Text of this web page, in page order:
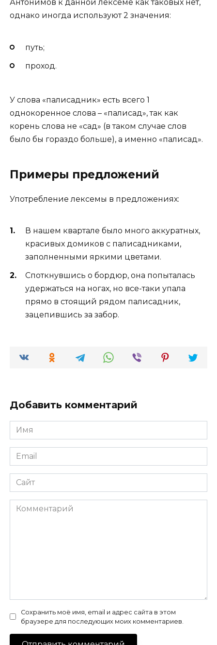
Антонимов к данной лексеме как таковых нет,
однако иногда используют 2 значения:
путь;
проход.
У слова «палисадник» есть всего 1
однокоренное слова – «палисад», так как
корень слова не «сад» (в таком случае слов
было бы гораздо больше), а именно «палисад».
Примеры предложений
Употребление лексемы в предложениях:
В нашем квартале было много аккуратных,
красивых домиков с палисадниками,
заполненными яркими цветами.
Споткнувшись о бордюр, она попыталась
удержаться на ногах, но все-таки упала
прямо в стоящий рядом палисадник,
зацепившись за забор.
Добавить комментарий
Имя
*
Email
*
Сайт
Комментарий
Сохранить моё имя, email и адрес сайта в этом
браузере для последующих моих комментариев.